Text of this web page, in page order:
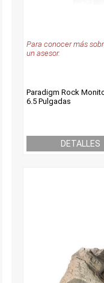
Para conocer más
un asesor.
Paradigm Rock
6.5 Pulgadas
DETALLES